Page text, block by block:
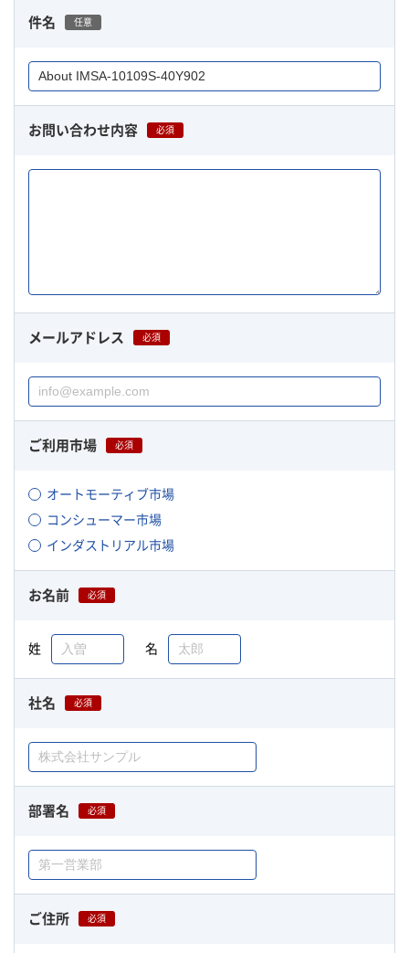
件名 任意
お問い合わせ内容 必須
メールアドレス 必須
ご利用市場 必須
オートモーティブ市場
コンシューマー市場
インダストリアル市場
お名前 必須
姓 名
社名 必須
部署名 必須
ご住所 必須